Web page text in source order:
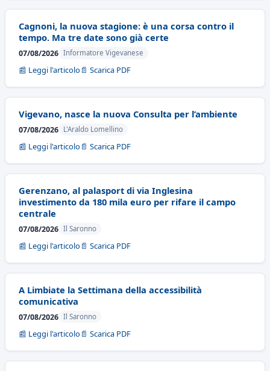
Cagnoni, la nuova stagione: è una corsa contro il
tempo. Ma tre date sono già certe
07/08/2026 Informatore Vigevanese
📰 Leggi l'articolo 📄 Scarica PDF
Vigevano, nasce la nuova Consulta per l’ambiente
07/08/2026 L'Araldo Lomellino
📰 Leggi l'articolo 📄 Scarica PDF
Gerenzano, al palasport di via Inglesina
investimento da 180 mila euro per rifare il campo
centrale
07/08/2026 Il Saronno
📰 Leggi l'articolo 📄 Scarica PDF
A Limbiate la Settimana della accessibilità
comunicativa
07/08/2026 Il Saronno
📰 Leggi l'articolo 📄 Scarica PDF